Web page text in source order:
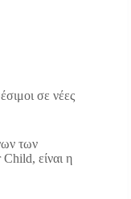
σε νέες
των
είναι η